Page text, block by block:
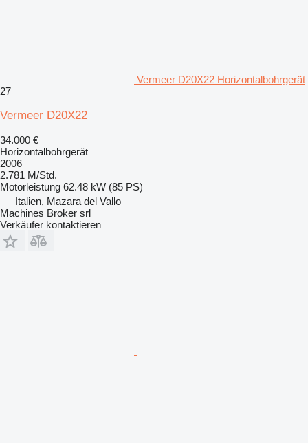
Vermeer D20X22 Horizontalbohrgerät
27
Vermeer D20X22
34.000 €
Horizontalbohrgerät
2006
2.781 M/Std.
Motorleistung 62.48 kW (85 PS)
Italien, Mazara del Vallo
Machines Broker srl
Verkäufer kontaktieren